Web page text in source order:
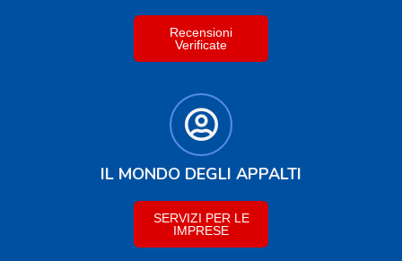
Recensioni
Verificate
IL MONDO DEGLI APPALTI
SERVIZI PER LE
IMPRESE